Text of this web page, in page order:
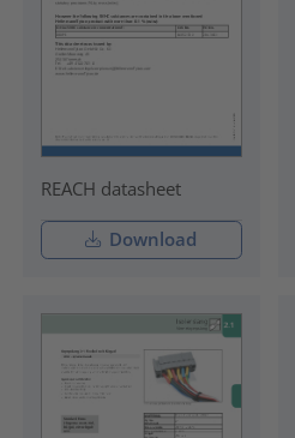
REACH datasheet
Download